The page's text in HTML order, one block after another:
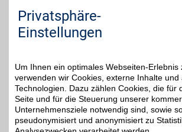
Zum
5%
zooplus Gutschein
Zum
Privatsphäre-
Einstellungen
Um Ihnen ein optimales Webseiten-Erlebnis
verwenden wir Cookies, externe Inhalte und
Technologien. Dazu zählen Cookies, die für
Seite und für die Steuerung unserer
Unternehmensziele notwendig sind, sowie
pseudonymisiert und anonymisiert zu